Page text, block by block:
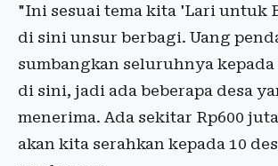
"Ini sesuai tema kita 'Lari untuk
di sini unsur berbagi. Uang
sumbangkan seluruhnya kepada
di sini, jadi ada beberapa desa
menerima. Ada sekitar Rp600
akan kita serahkan kepada 10